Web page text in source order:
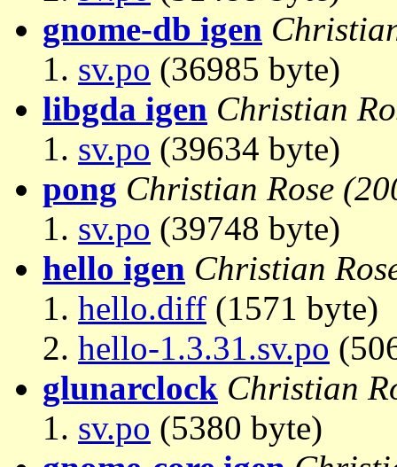
gnome-db igen
sv.po (36985 byte)
libgda igen Christian
sv.po (39634 byte)
pong Christian Rose
sv.po (39748 byte)
hello igen Christian
hello.diff (1571 byte)
hello-1.3.31.sv.po
glunarclock Christian
sv.po (5380 byte)